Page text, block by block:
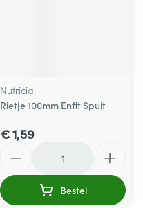
Nutricia
Rietje 100mm Enfit Spuit
€ 1,59
Bestel